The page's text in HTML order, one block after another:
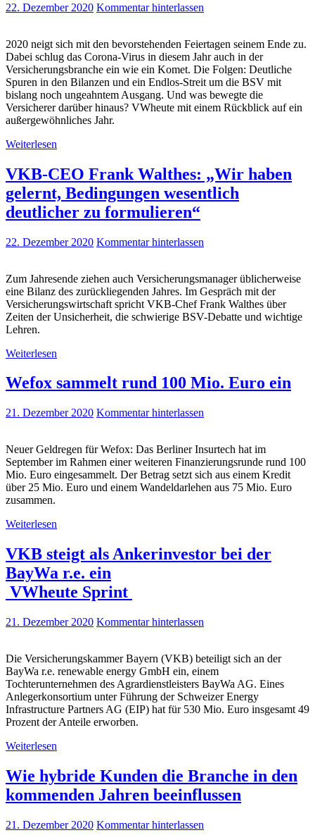
22. Dezember 2020 Kommentar hinterlassen
2020 neigt sich mit den bevorstehenden Feiertagen seinem Ende zu.
Dabei schlug das Corona-Virus in diesem Jahr auch in der
Versicherungsbranche ein wie ein Komet. Die Folgen: Deutliche
Spuren in den Bilanzen und ein Endlos-Streit um die BSV mit
bislang noch ungeahntem Ausgang. Und was bewegte die
Versicherer darüber hinaus? VWheute mit einem Rückblick auf ein
außergewöhnliches Jahr.
Weiterlesen
VKB-CEO Frank Walthes: „Wir haben
gelernt, Bedingungen wesentlich
deutlicher zu formulieren“
22. Dezember 2020 Kommentar hinterlassen
Zum Jahresende ziehen auch Versicherungsmanager üblicherweise
eine Bilanz des zurückliegenden Jahres. Im Gespräch mit der
Versicherungswirtschaft spricht VKB-Chef Frank Walthes über
Zeiten der Unsicherheit, die schwierige BSV-Debatte und wichtige
Lehren.
Weiterlesen
Wefox sammelt rund 100 Mio. Euro ein
21. Dezember 2020 Kommentar hinterlassen
Neuer Geldregen für Wefox: Das Berliner Insurtech hat im
September im Rahmen einer weiteren Finanzierungsrunde rund 100
Mio. Euro eingesammelt. Der Betrag setzt sich aus einem Kredit
über 25 Mio. Euro und einem Wandeldarlehen aus 75 Mio. Euro
zusammen.
Weiterlesen
VKB steigt als Ankerinvestor bei der
BayWa r.e. ein
VWheute Sprint
21. Dezember 2020 Kommentar hinterlassen
Die Versicherungskammer Bayern (VKB) beteiligt sich an der
BayWa r.e. renewable energy GmbH ein, einem
Tochterunternehmen des Agrardienstleisters BayWa AG. Eines
Anlegerkonsortium unter Führung der Schweizer Energy
Infrastructure Partners AG (EIP) hat für 530 Mio. Euro insgesamt 49
Prozent der Anteile erworben.
Weiterlesen
Wie hybride Kunden die Branche in den
kommenden Jahren beeinflussen
21. Dezember 2020 Kommentar hinterlassen